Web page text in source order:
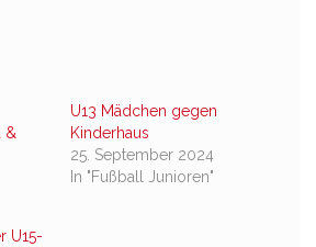
&
U13 Mädchen gegen
Kinderhaus
25. September 2024
In "Fußball Junioren"
U15-